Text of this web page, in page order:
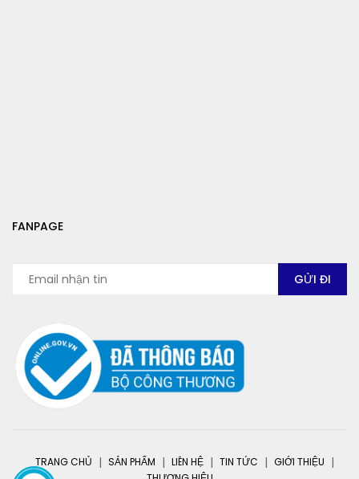
FANPAGE
TRANG CHỦ SẢN PHẨM LIÊN HỆ TIN TỨC
GIỚI THIỆU